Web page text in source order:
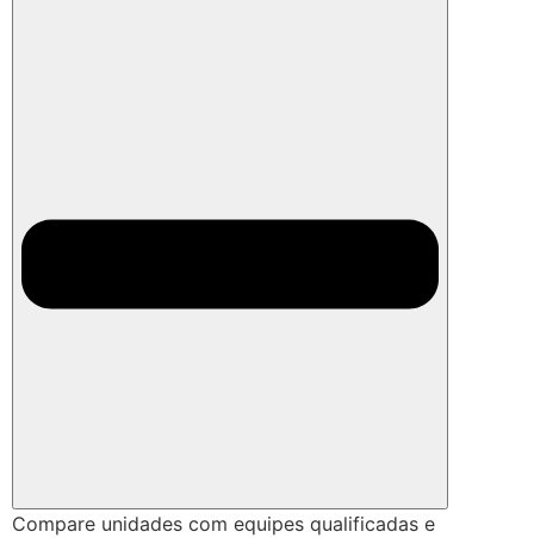
Compare unidades com equipes qualificadas e